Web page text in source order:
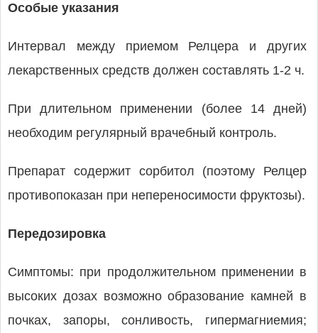
Особые указания
Интервал между приемом Релцера и других
лекарственных средств должен составлять 1-2 ч.
При длительном применении (более 14 дней)
необходим регулярный врачебный контроль.
Препарат содержит сорбитол (поэтому Релцер
противопоказан при непереносимости фруктозы).
Передозировка
Симптомы: при продолжительном применении в
высоких дозах возможно образование камней в
почках, запоры, сонливость, гипермагниемия;